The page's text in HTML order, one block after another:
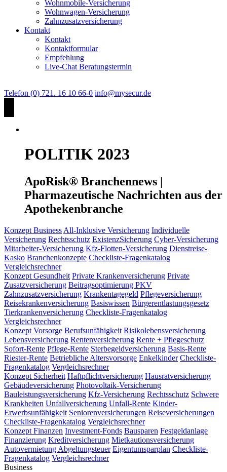
Wohnmobile-Versicherung
Wohnwagen-Versicherung
Zahnzusatzversicherung
Kontakt
Kontakt
Kontaktformular
Empfehlung
Live-Chat Beratungstermin
Telefon (0) 721. 16 10 66-0 info@mysecur.de
POLITIK 2023
ApoRisk® Branchennews |
Pharmazeutische Nachrichten aus der
Apothekenbranche
Konzept Business All-Inklusive Versicherung Individuelle
Versicherung Rechtsschutz ExistenzSicherung Cyber-Versicherung
Mitarbeiter-Versicherung Kfz-Flotten-Versicherung Dienstreise-
Kasko Branchenkonzepte Checkliste-Fragenkatalog
Vergleichsrechner
Konzept Gesundheit Private Krankenversicherung Private
Zusatzversicherung Beitragsoptimierung PKV
Zahnzusatzversicherung Krankentagegeld Pflegeversicherung
Reisekrankenversicherung Basiswissen Bürgerentlastungsgesetz
Tierkrankenversicherung Checkliste-Fragenkatalog
Vergleichsrechner
Konzept Vorsorge Berufsunfähigkeit Risikolebensversicherung
Lebensversicherung Rentenversicherung Rente + Pflegeschutz
Sofort-Rente Pflege-Rente Sterbegeldversicherung Basis-Rente
Riester-Rente Betriebliche Altersvorsorge Enkelkinder Checkliste-
Fragenkatalog Vergleichsrechner
Konzept Sicherheit Haftpflichtversicherung Hausratversicherung
Gebäudeversicherung Photovoltaik-Versicherung
Bauleistungsversicherung Kfz-Versicherung Rechtsschutz Schwere
Krankheiten Unfallversicherung Unfall-Rente Kinder-
Erwerbsunfähigkeit Seniorenversicherungen Reiseversicherungen
Checkliste-Fragenkatalog Vergleichsrechner
Konzept Finanzen Investment-Fonds Bausparen Festgeldanlage
Finanzierung Kreditversicherung Mietkautionsversicherung
Autovermietung Abgeltungsteuer Eigentumsparplan Checkliste-
Fragenkatalog Vergleichsrechner
Business